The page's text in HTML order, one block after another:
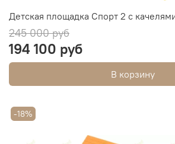
Детская площадка Спорт 2 с
245 000 руб
194 100 руб
В корзину
-18%